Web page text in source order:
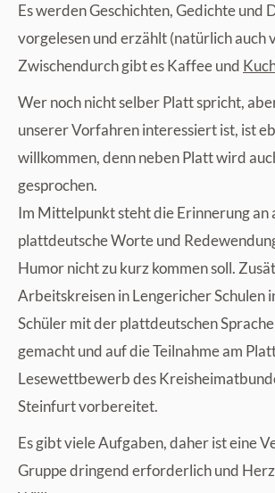
Es werden Geschichten, Gedichte und
vorgelesen und erzählt (natürlich auch
Zwischendurch gibt es Kaffee und
Wer noch nicht selber Platt spricht,
unserer Vorfahren interessiert ist, ist
willkommen, denn neben Platt wird
gesprochen.
Im Mittelpunkt steht die Erinnerung an
plattdeutsche Worte und
Humor nicht zu kurz kommen soll.
Arbeitskreisen in Lengericher Schulen
Schüler mit der plattdeutschen
gemacht und auf die Teilnahme am
Lesewettbewerb des
Steinfurt vorbereitet.
Es gibt viele Aufgaben, daher ist eine
Gruppe dringend erforderlich und